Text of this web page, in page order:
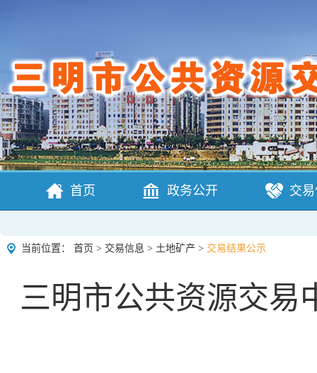
首页 政务公开 交
当前位置： 首页 > 交易信息 > 土地矿产 > 交易结果公示
三明市公共资源交易